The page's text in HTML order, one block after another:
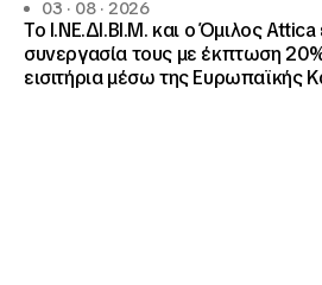
03 · 08 · 2026
Το Ι.ΝΕ.ΔΙ.ΒΙ.Μ. και o Όμιλος Attica
συνεργασία τους με έκπτωση
εισιτήρια μέσω της Ευρωπαϊκής